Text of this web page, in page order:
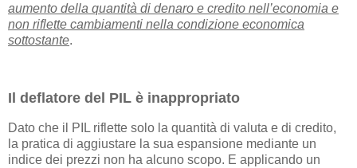
aumento della quantità di denaro e credito nell’economia e
non riflette cambiamenti nella condizione economica
sottostante.
Il deflatore del PIL è inappropriato
Dato che il PIL riflette solo la quantità di valuta e di credito,
la pratica di aggiustare la sua espansione mediante un
indice dei prezzi non ha alcuno scopo. E applicando un